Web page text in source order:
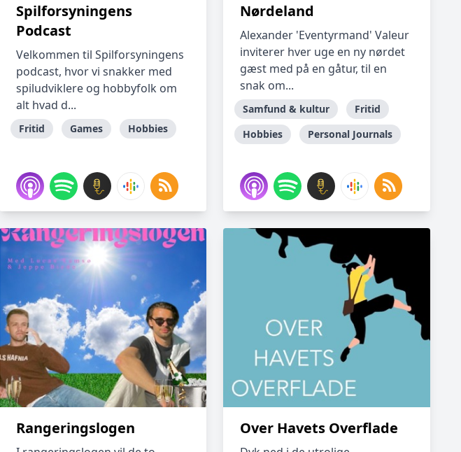
Spilforsyningens
Podcast
Velkommen til Spilforsyningens
podcast, hvor vi snakker med
spiludviklere og hobbyfolk om
alt hvad d...
Fritid Games Hobbies
Nørdeland
Alexander 'Eventyrmand' Valeur
inviterer hver uge en ny nørdet
gæst med på en gåtur, til en
snak om...
Samfund & kultur
Fritid
Hobbies
Personal Journals
Rangeringslogen Over Havets Overflade